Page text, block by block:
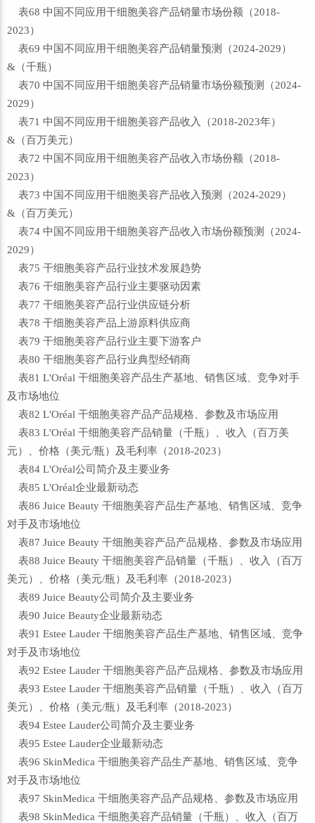
表68 中国不同应用干细胞美容产品销量市场份额（2018-
2023）
表69 中国不同应用干细胞美容产品销量预测（2024-2029）
&（千瓶）
表70 中国不同应用干细胞美容产品销量市场份额预测（2024-
2029）
表71 中国不同应用干细胞美容产品收入（2018-2023年）
&（百万美元）
表72 中国不同应用干细胞美容产品收入市场份额（2018-
2023）
表73 中国不同应用干细胞美容产品收入预测（2024-2029）
&（百万美元）
表74 中国不同应用干细胞美容产品收入市场份额预测（2024-
2029）
表75 干细胞美容产品行业技术发展趋势
表76 干细胞美容产品行业主要驱动因素
表77 干细胞美容产品行业供应链分析
表78 干细胞美容产品上游原料供应商
表79 干细胞美容产品行业主要下游客户
表80 干细胞美容产品行业典型经销商
表81 L'Oréal 干细胞美容产品生产基地、销售区域、竞争对手
及市场地位
表82 L'Oréal 干细胞美容产品产品规格、参数及市场应用
表83 L'Oréal 干细胞美容产品销量（千瓶）、收入（百万美
元）、价格（美元/瓶）及毛利率（2018-2023）
表84 L'Oréal公司简介及主要业务
表85 L'Oréal企业最新动态
表86 Juice Beauty 干细胞美容产品生产基地、销售区域、竞争
对手及市场地位
表87 Juice Beauty 干细胞美容产品产品规格、参数及市场应用
表88 Juice Beauty 干细胞美容产品销量（千瓶）、收入（百万
美元）、价格（美元/瓶）及毛利率（2018-2023）
表89 Juice Beauty公司简介及主要业务
表90 Juice Beauty企业最新动态
表91 Estee Lauder 干细胞美容产品生产基地、销售区域、竞争
对手及市场地位
表92 Estee Lauder 干细胞美容产品产品规格、参数及市场应用
表93 Estee Lauder 干细胞美容产品销量（千瓶）、收入（百万
美元）、价格（美元/瓶）及毛利率（2018-2023）
表94 Estee Lauder公司简介及主要业务
表95 Estee Lauder企业最新动态
表96 SkinMedica 干细胞美容产品生产基地、销售区域、竞争
对手及市场地位
表97 SkinMedica 干细胞美容产品产品规格、参数及市场应用
表98 SkinMedica 干细胞美容产品销量（千瓶）、收入（百万